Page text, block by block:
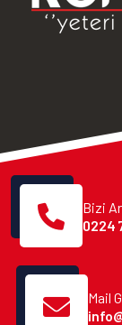
Bizi
0224
Mail